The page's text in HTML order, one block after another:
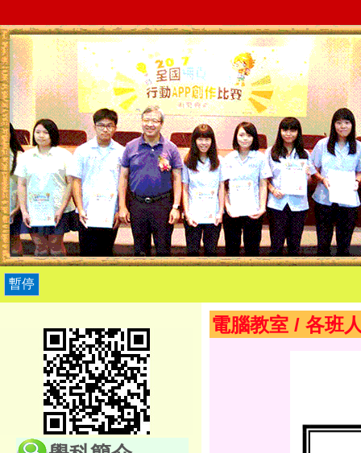
暫停
電腦教室 / 各班